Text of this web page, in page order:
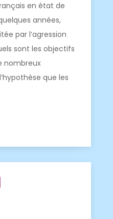
en état de
années,
par l’agression
sont les objectifs
nombreux
que les